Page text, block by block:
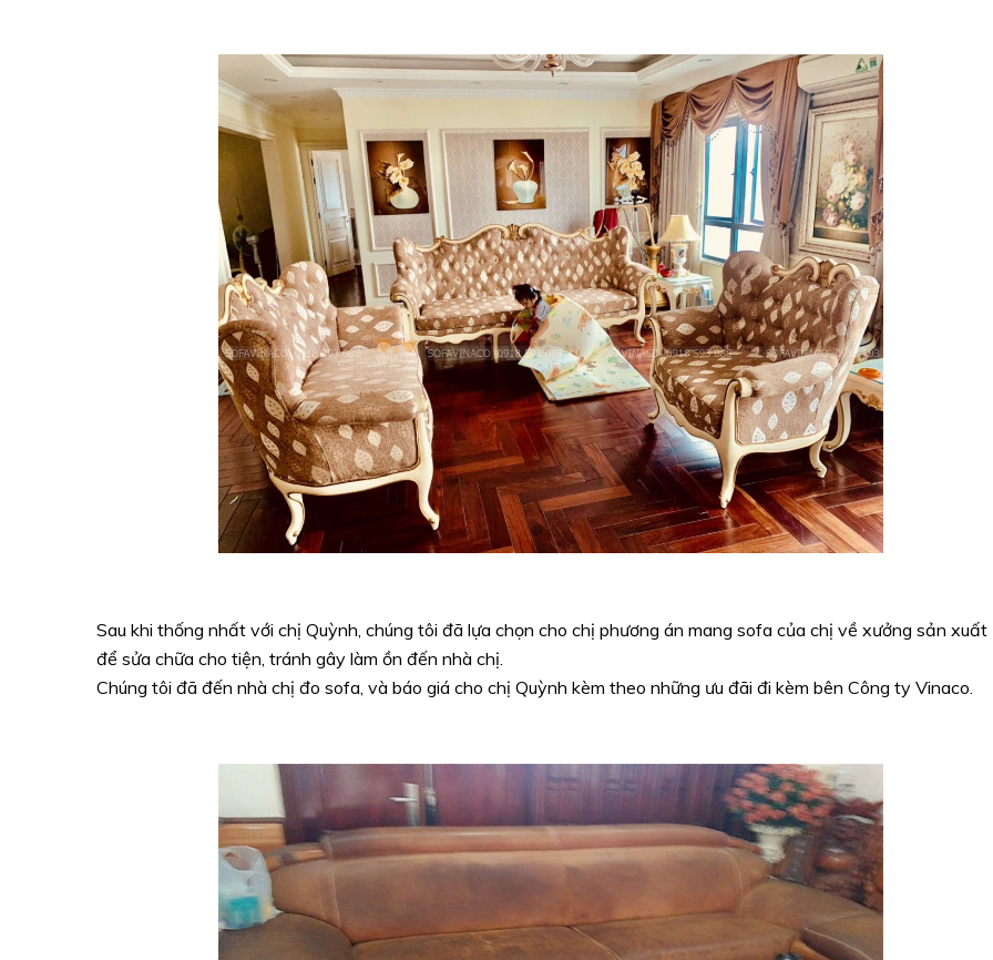
Sau khi thống nhất với chị Quỳnh, chúng tôi đã lựa chọn cho chị phương án mang sofa của chị về xưởng sản xuất
để sửa chữa cho tiện, tránh gây làm ồn đến nhà chị.
Chúng tôi đã đến nhà chị đo sofa, và báo giá cho chị Quỳnh kèm theo những ưu đãi đi kèm bên Công ty Vinaco.